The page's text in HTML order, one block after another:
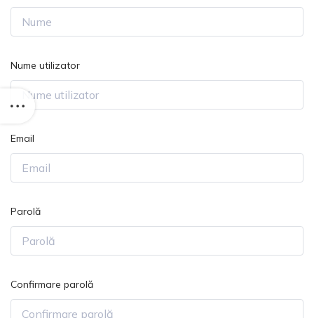
Nume utilizator
Email
Parolă
Confirmare parolă